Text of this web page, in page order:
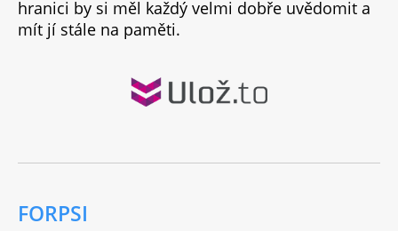
hranici by si měl každý velmi dobře uvědomit a
mít jí stále na paměti.
FORPSI